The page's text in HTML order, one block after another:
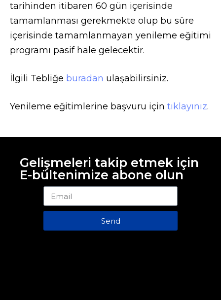
tarihinden itibaren 60 gün içerisinde
tamamlanması gerekmekte olup bu süre
içerisinde tamamlanmayan yenileme eğitimi
programı pasif hale gelecektir.
İlgili Tebliğe buradan ulaşabilirsiniz.
Yenileme eğitimlerine başvuru için tıklayınız.
Gelişmeleri takip etmek için
E-bültenimize abone olun
Send